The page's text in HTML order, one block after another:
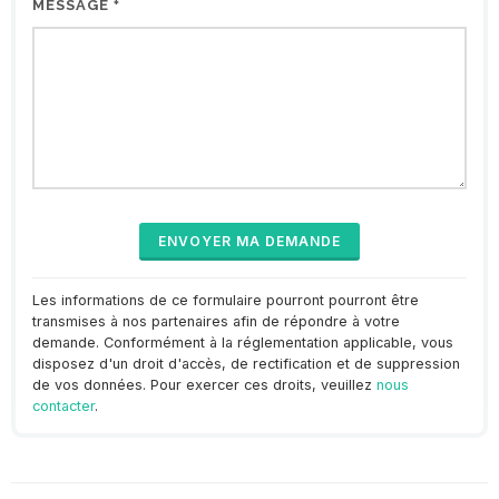
MESSAGE *
Les informations de ce formulaire pourront pourront être
transmises à nos partenaires afin de répondre à votre
demande. Conformément à la réglementation applicable, vous
disposez d'un droit d'accès, de rectification et de suppression
de vos données. Pour exercer ces droits, veuillez nous
contacter.